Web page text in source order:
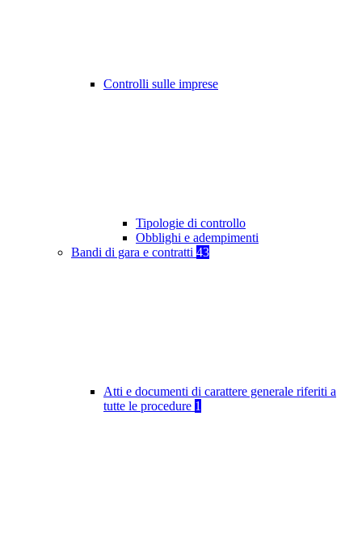
Controlli sulle imprese
Tipologie di controllo
Obblighi e adempimenti
Bandi di gara e contratti 43
Atti e documenti di carattere generale riferiti a
tutte le procedure 1